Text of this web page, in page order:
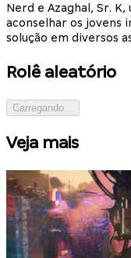
Nerd e Azaghal, Sr.
aconselhar os jovens
solução em diversos
Rolê aleatório
Carregando...
Veja mais